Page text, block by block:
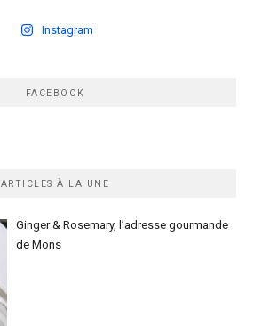
Instagram
FACEBOOK
ARTICLES À LA UNE
Ginger & Rosemary, l’adresse gourmande
de Mons